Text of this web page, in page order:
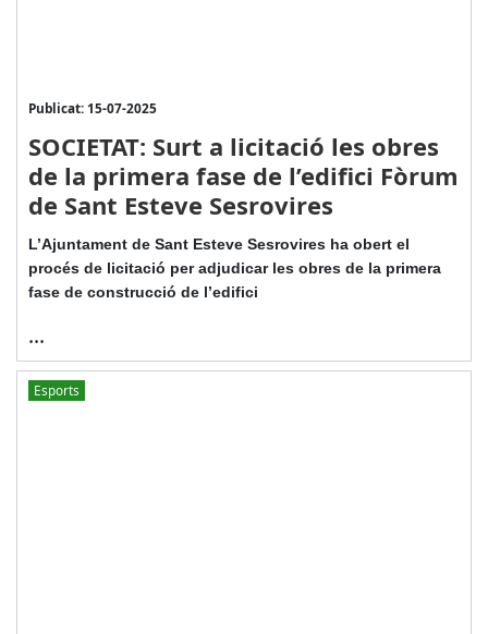
Publicat: 15-07-2025
SOCIETAT: Surt a licitació les obres
de la primera fase de l’edifici Fòrum
de Sant Esteve Sesrovires
L’Ajuntament de Sant Esteve Sesrovires ha obert el
procés de licitació per adjudicar les obres de la primera
fase de construcció de l’edifici
...
Esports